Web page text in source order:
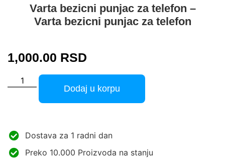
Varta bezicni punjac za telefon –
Varta bezicni punjac za telefon
1,000.00 RSD
Dodaj u korpu
Dostava za 1 radni dan
Preko 10.000 Proizvoda na stanju